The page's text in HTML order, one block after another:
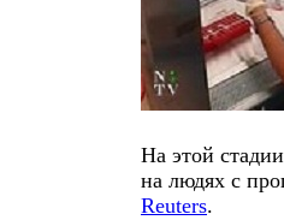
На этой
на людях с
Reuters.